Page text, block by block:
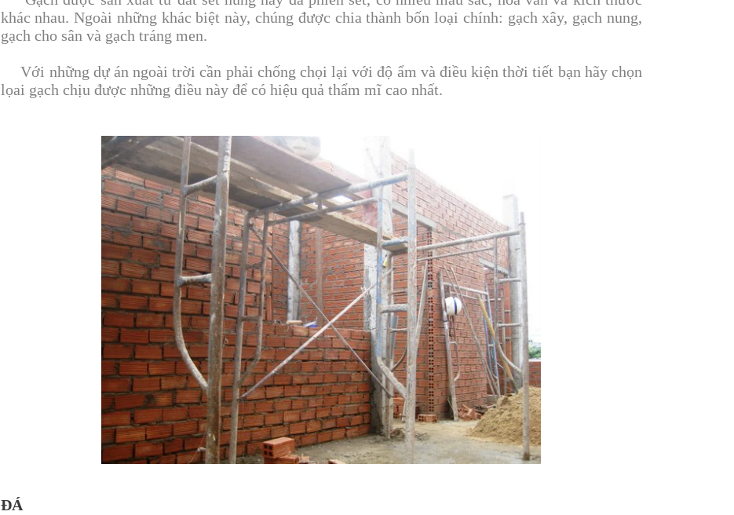
khác nhau. Ngoài những khác biệt này, chúng được chia thành bốn loại chính: gạch xây, gạch nung,
gạch cho sân và gạch tráng men.
Với những dự án ngoài trời cần phải chống chọi lại với độ ẩm và điều kiện thời tiết bạn hãy chọn
lọai gạch chịu được những điều này để có hiệu quả thẩm mĩ cao nhất.
ĐÁ